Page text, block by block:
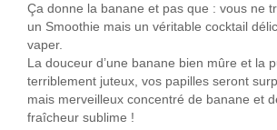
Ça donne la banane et pas que : vous ne
un Smoothie mais un véritable cocktail
vaper.
La douceur d’une banane bien mûre et la
terriblement juteux, vos papilles seront
mais merveilleux concentré de banane et
fraîcheur sublime !